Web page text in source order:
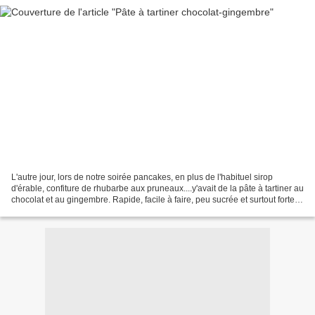
L'autre jour, lors de notre soirée pancakes, en plus de l'habituel sirop
d'érable, confiture de rhubarbe aux pruneaux....y'avait de la pâte à tartiner au
chocolat et au gingembre. Rapide, facile à faire, peu sucrée et surtout forte